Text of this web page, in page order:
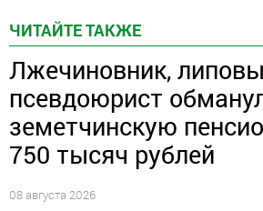
ЧИТАЙТЕ ТАКЖЕ
Лжечиновник,
псевдоюрист
земетчинскую
750 тысяч рублей
08 августа 2026